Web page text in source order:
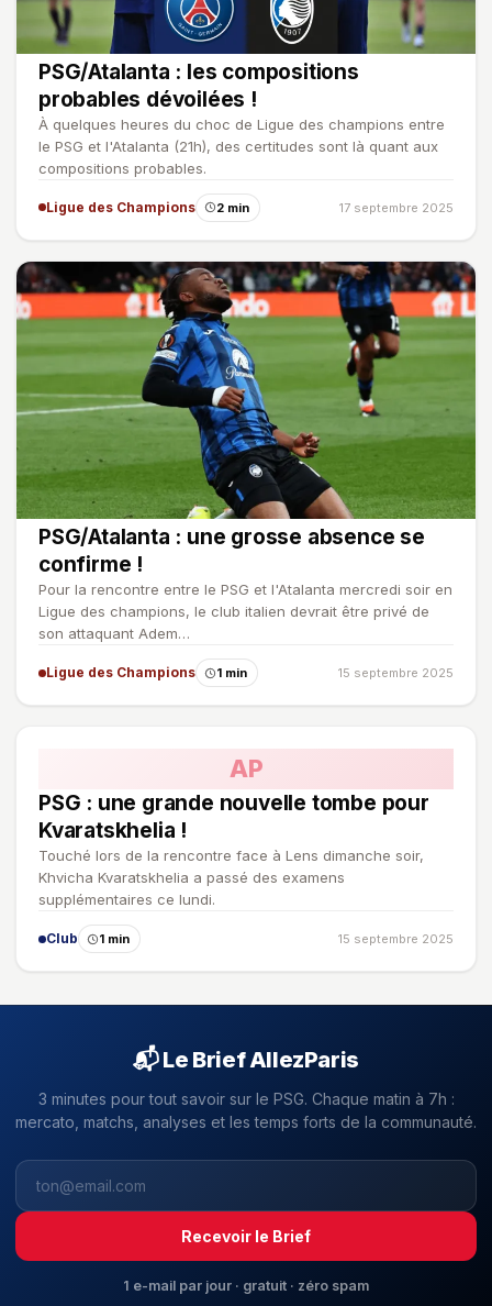
PSG/Atalanta : les compositions
probables dévoilées !
À quelques heures du choc de Ligue des champions entre
le PSG et l'Atalanta (21h), des certitudes sont là quant aux
compositions probables.
Ligue des Champions 2 min 17 septembre 2025
PSG/Atalanta : une grosse absence se
confirme !
Pour la rencontre entre le PSG et l'Atalanta mercredi soir en
Ligue des champions, le club italien devrait être privé de
son attaquant Adem…
Ligue des Champions 1 min 15 septembre 2025
AP
PSG : une grande nouvelle tombe pour
Kvaratskhelia !
Touché lors de la rencontre face à Lens dimanche soir,
Khvicha Kvaratskhelia a passé des examens
supplémentaires ce lundi.
Club 1 min 15 septembre 2025
📬 Le Brief AllezParis
3 minutes pour tout savoir sur le PSG. Chaque matin à 7h :
mercato, matchs, analyses et les temps forts de la communauté.
Recevoir le Brief
1 e-mail par jour · gratuit · zéro spam